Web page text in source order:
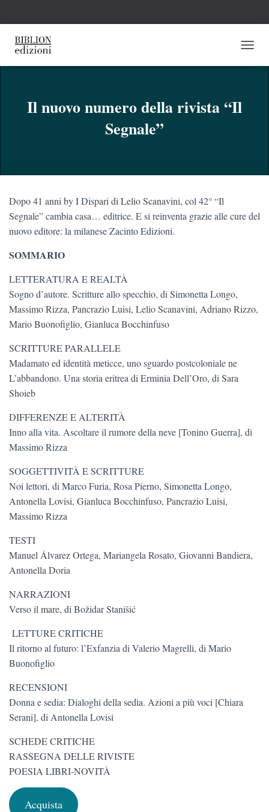
A
G
Il nuovo numero della rivista “Il
Segnale”
Dopo 41 anni by I Dispari di Lelio Scanavini, col 42° “Il
Segnale” cambia casa… editrice. E si reinventa grazie alle cure del
nuovo editore: la milanese Zacinto Edizioni.
SOMMARIO
LETTERATURA E REALTÀ
Sogno d’autore. Scritture allo specchio, di Simonetta Longo,
Massimo Rizza, Pancrazio Luisi, Lelio Scanavini, Adriano Rizzo,
Mario Buonofiglio, Gianluca Bocchinfuso
SCRITTURE PARALLELE
Madamato ed identità meticce, uno sguardo postcoloniale ne
L’abbandono. Una storia eritrea di Erminia Dell’Oro, di Sara
Shoieb
DIFFERENZE E ALTERITÀ
Inno alla vita. Ascoltare il rumore della neve [Tonino Guerra], di
Massimo Rizza
SOGGETTIVITÀ E SCRITTURE
Noi lettori, di Marco Furia, Rosa Pierno, Simonetta Longo,
Antonella Lovisi, Gianluca Bocchinfuso, Pancrazio Luisi,
Massimo Rizza
TESTI
Manuel Álvarez Ortega, Mariangela Rosato, Giovanni Bandiera,
Antonella Doria
NARRAZIONI
Verso il mare, di Božidar Stanišić
LETTURE CRITICHE
Il ritorno al futuro: l’Exfanzia di Valerio Magrelli, di Mario
Buonofiglio
RECENSIONI
Donna e sedia: Dialoghi della sedia. Azioni a più voci [Chiara
Serani], di Antonella Lovisi
SCHEDE CRITICHE
RASSEGNA DELLE RIVISTE
POESIA LIBRI-NOVITÀ
Acquista